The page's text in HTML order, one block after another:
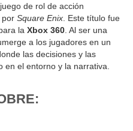
de rol de acción
porSquare Enix . Este título fue
laXbox 360 . Al ser una
a los jugadores en un
las decisiones y las
en el entorno y la narrativa.